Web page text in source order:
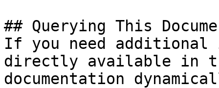
## Querying This
If you need
directly available in
documentation